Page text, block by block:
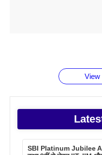
View
SBI Platinum Jubilee